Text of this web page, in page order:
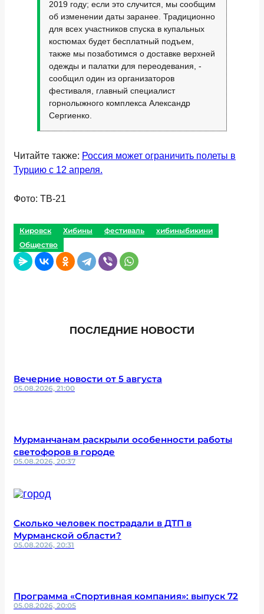
2019 году; если это случится, мы сообщим
об изменении даты заранее. Традиционно
для всех участников спуска в купальных
костюмах будет бесплатный подъем,
также мы позаботимся о доставке верхней
одежды и палатки для переодевания, -
сообщил один из организаторов
фестиваля, главный специалист
горнолыжного комплекса Александр
Сергиенко.
Читайте также: Россия может ограничить полеты в
Турцию с 12 апреля.
Фото: ТВ-21
Кировск Хибины фестиваль
хибиныбикини
Общество
ПОСЛЕДНИЕ НОВОСТИ
Вечерние новости от 5 августа
05.08.2026, 21:00
Мурманчанам раскрыли особенности работы
светофоров в городе
05.08.2026, 20:37
Сколько человек пострадали в ДТП в
Мурманской области?
05.08.2026, 20:31
Программа «Спортивная компания»: выпуск 72
05.08.2026, 20:05